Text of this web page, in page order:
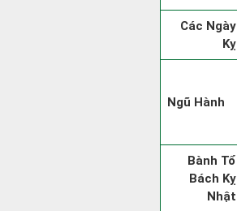
Các Ngày
Kỵ
Ngũ Hành
Bành Tổ
Bách Kỵ
Nhật